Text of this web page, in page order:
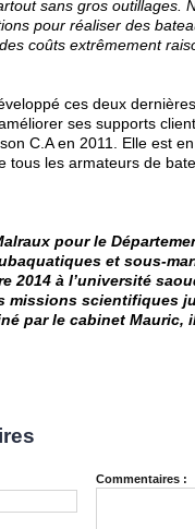
sans gros outillages.
pour réaliser des
coûts extrêmement
ces deux
ses supports
C.A en 2011. Elle est
tous les armateurs de
pour le
et sous-
2014 à l’université
missions scientifiques
par le cabinet Mauric,
Commentaires :